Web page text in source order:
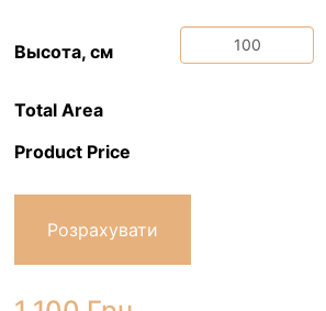
Высота, см
Total Area
Product Price
Розрахувати